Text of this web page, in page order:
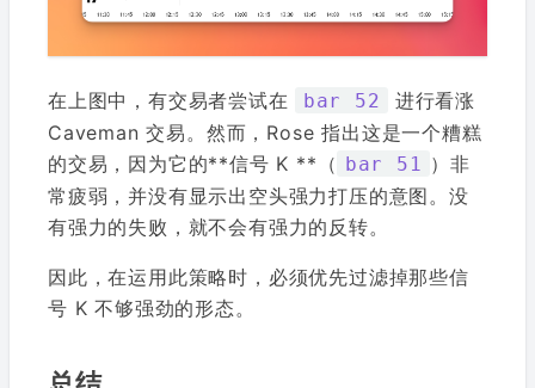
在上图中，有交易者尝试在 bar 52
进行看涨
Caveman 交易。然而，Rose 指出这是一个糟糕
的交易，因为它的**信号 K **（ bar 51 ）非
常疲弱，并没有显示出空头强力打压的意图。没
有强力的失败，就不会有强力的反转。
因此，在运用此策略时，必须优先过滤掉那些信
号 K 不够强劲的形态。